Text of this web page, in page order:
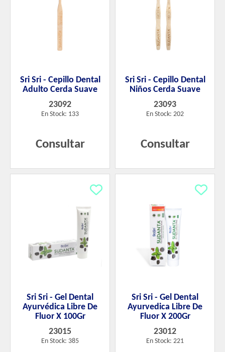
Sri Sri - Cepillo Dental
Adulto Cerda Suave
23092
En Stock: 133
Consultar
Sri Sri - Cepillo Dental
Niños Cerda Suave
23093
En Stock: 202
Consultar
Sri Sri - Gel Dental
Ayurvédica Libre De
Fluor X 100Gr
23015
En Stock: 385
Sri Sri - Gel Dental
Ayurvedica Libre De
Fluor X 200Gr
23012
En Stock: 221